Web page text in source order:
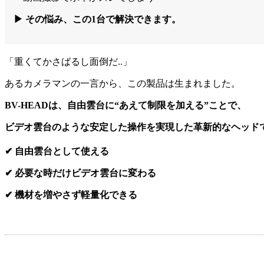
▶ その悩み、この1台で解決できます。
「重くてかさばるし面倒だ..」
あるカメラマンの一言から、この製品は生まれました。
BV-HEADは、自由雲台に“あえて制限を加える”ことで、
ビデオ雲台のような安定した操作を実現した革新的なヘッド
✔ 自由雲台として使える
✔ 必要な時だけビデオ雲台に変わる
✔ 機材を増やさず軽量化できる